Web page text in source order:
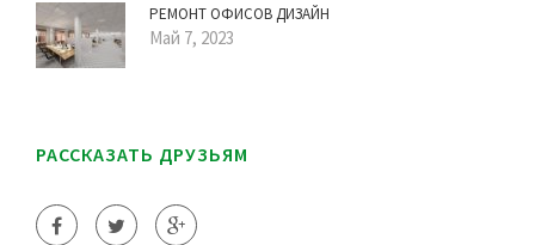
РЕМОНТ ОФИСОВ ДИЗАЙН
Май 7, 2023
РАССКАЗАТЬ ДРУЗЬЯМ